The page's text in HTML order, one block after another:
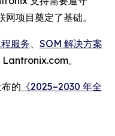
项目奠定了基础。
服务
SOM 解决方案
Lantronix.com。
的 《2025–2030 年全